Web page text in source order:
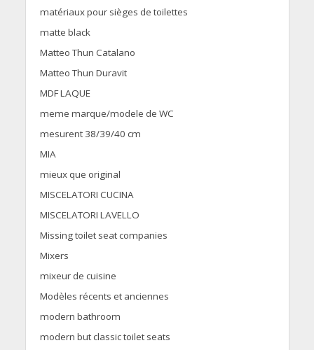
matériaux pour sièges de toilettes
matte black
Matteo Thun Catalano
Matteo Thun Duravit
MDF LAQUE
meme marque/modele de WC
mesurent 38/39/40 cm
MIA
mieux que original
MISCELATORI CUCINA
MISCELATORI LAVELLO
Missing toilet seat companies
Mixers
mixeur de cuisine
Modèles récents et anciennes
modern bathroom
modern but classic toilet seats